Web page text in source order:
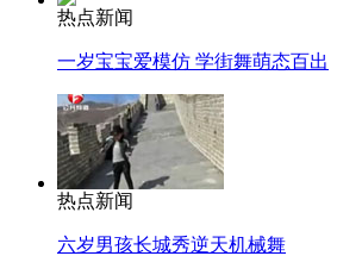
热点新闻
一岁宝宝爱模仿 学街舞萌态百出
热点新闻
六岁男孩长城秀逆天机械舞